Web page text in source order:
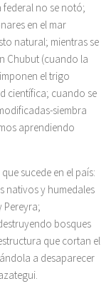
federal no se notó;
en el mar
natural; mientras se
Chubut (cuando la
el trigo
científica; cuando se
siembra
aprendiendo
sucede en el país:
nativos y humedales
Pereyra;
bosques
que cortan el
a desaparecer